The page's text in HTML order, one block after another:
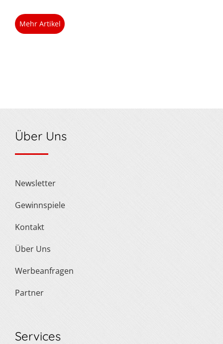
Mehr Artikel
Über Uns
Newsletter
Gewinnspiele
Kontakt
Über Uns
Werbeanfragen
Partner
Services